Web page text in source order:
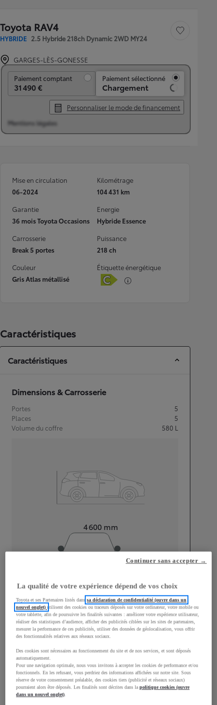
Toyota RAV4
HYBRIDE 2.5 Hybride 218ch Dynamic 2WD MY24
Sauvegarder le
GARGES-LÈS-GONESSE
Paiement comptant
31 490 €
Paiement sélectionné
Chargement
Personnaliser le mode de financement
Mentions légales
Mise en circulation
06-2024
Kilométrage
104 431 km
Garantie
36 mois Toyota Occasions
Energie
Hybride Essence
Carrosserie
Break 5 portes
Puissance
218 ch
Couleur
Gris Atlas métallisé
Étiquette énergétique
Caractéristiques
Caractéristiques
Dimensions & Carrosserie
Portes
5
Places
5
Volume du coffre
580 L
4 600 mm
1 855mm
Consommation mixte
Émissions CO2
126 g/km
Performances
La qualité de votre expérience dépend de vos choix
Toyota et ses Partenaires listés danssa déclaration de confidentialité (ouvre dans un
nouvel onglet)utilisent des cookies ou traceurs déposés sur votre ordinateur, votre mobile ou
votre tablette, afin de poursuivre les finalités suivantes : améliorer votre expérience utilisateur,
réaliser des statistiques d’audience, afficher des publicités ciblées sur les sites de partenaires,
mesurer la performance de ces publicités, utiliser des données de géolocalisation, vous offrir
des fonctionnalités relatives aux réseaux sociaux.
Des cookies sont nécessaires au fonctionnement du site et de nos services, et sont déposés
automatiquement.
Pour une navigation optimale, nous vous invitons à accepter les cookies de performance et/ou
fonctionnels. En les refusant, vous perdriez des informations affichées sur notre site. Sous
réserve de votre consentement préalable, des cookies tiers (publicité et réseaux sociaux)
pourraient alors être déposés. Les finalités sont décrites dans lapolitique cookies (ouvre
dans un nouvel onglet).
Continuer sans accepter →